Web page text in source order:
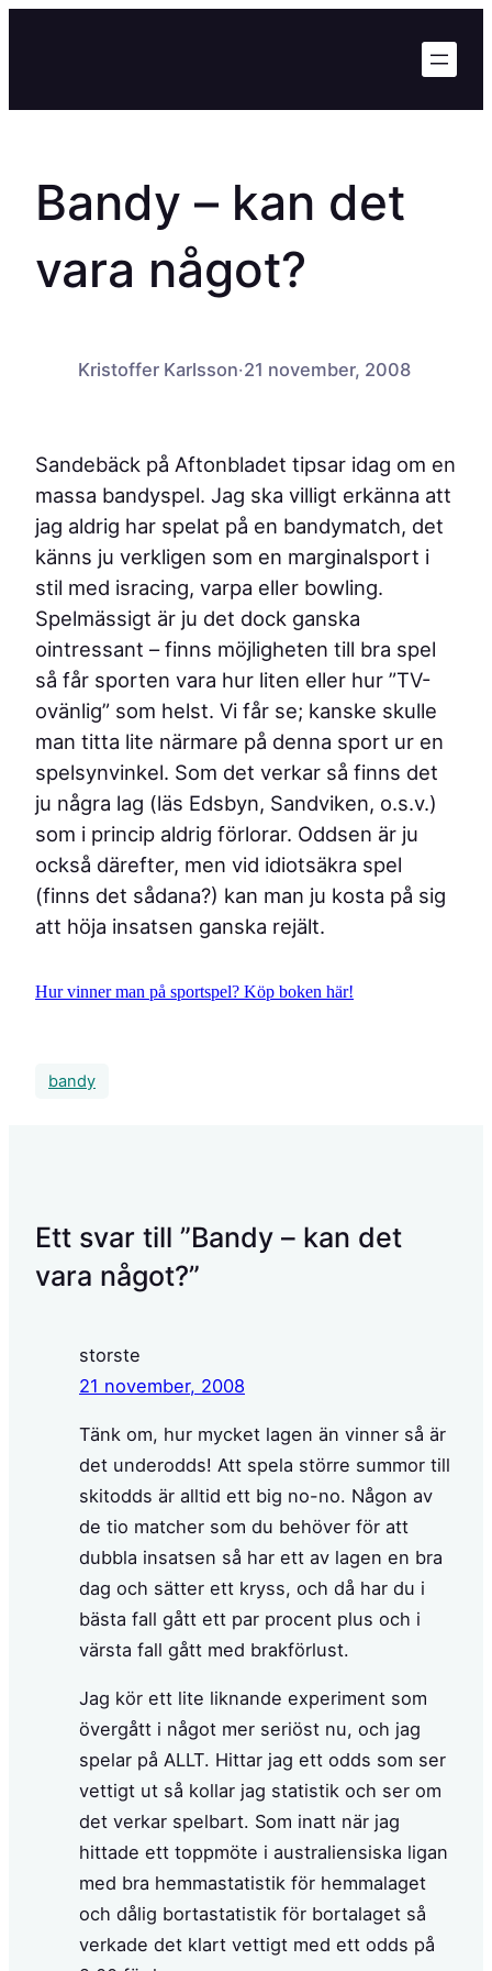
Bandy – kan det
vara något?
Kristoffer Karlsson·21 november, 2008
Sandebäck på Aftonbladet tipsar idag om en
massa bandyspel. Jag ska villigt erkänna att
jag aldrig har spelat på en bandymatch, det
känns ju verkligen som en marginalsport i
stil med isracing, varpa eller bowling.
Spelmässigt är ju det dock ganska
ointressant – finns möjligheten till bra spel
så får sporten vara hur liten eller hur ”TV-
ovänlig” som helst. Vi får se; kanske skulle
man titta lite närmare på denna sport ur en
spelsynvinkel. Som det verkar så finns det
ju några lag (läs Edsbyn, Sandviken, o.s.v.)
som i princip aldrig förlorar. Oddsen är ju
också därefter, men vid idiotsäkra spel
(finns det sådana?) kan man ju kosta på sig
att höja insatsen ganska rejält.
Hur vinner man på sportspel? Köp boken här!
bandy
Ett svar till ”Bandy – kan det
vara något?”
storste
21 november, 2008
Tänk om, hur mycket lagen än vinner så är
det underodds! Att spela större summor till
skitodds är alltid ett big no-no. Någon av
de tio matcher som du behöver för att
dubbla insatsen så har ett av lagen en bra
dag och sätter ett kryss, och då har du i
bästa fall gått ett par procent plus och i
värsta fall gått med brakförlust.
Jag kör ett lite liknande experiment som
övergått i något mer seriöst nu, och jag
spelar på ALLT. Hittar jag ett odds som ser
vettigt ut så kollar jag statistik och ser om
det verkar spelbart. Som inatt när jag
hittade ett toppmöte i australiensiska ligan
med bra hemmastatistik för hemmalaget
och dålig bortastatistik för bortalaget så
verkade det klart vettigt med ett odds på